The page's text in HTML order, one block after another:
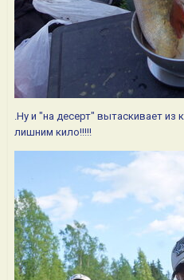
.Ну и "на десерт" вытаскивает
лишним кило!!!!!